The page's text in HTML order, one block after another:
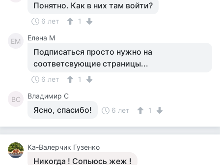
Понятно. Как в них там войти?
6 лет 1
ЕМ Елена М
Подписаться просто нужно на
соответсвующие страницы...
6 лет 1
ВС Владимир С
Ясно, спасибо! 6 лет 1
Ка-Валерчик Гузенко
Никогда ! Сопьюсь жеж !